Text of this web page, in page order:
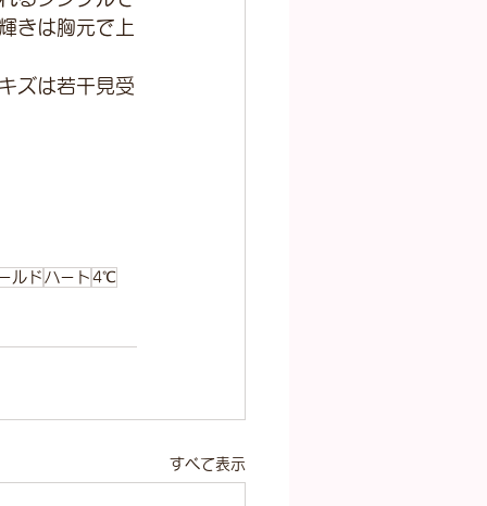
きは胸元で上
ズは若干見受
ルド ハート 4℃
すべて表示